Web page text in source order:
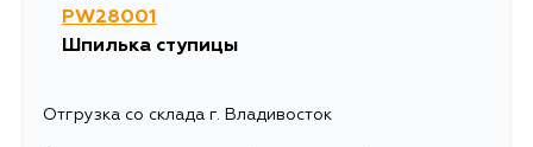
PW28001
Шпилька ступицы
Отгрузка со склада г. Владивосток